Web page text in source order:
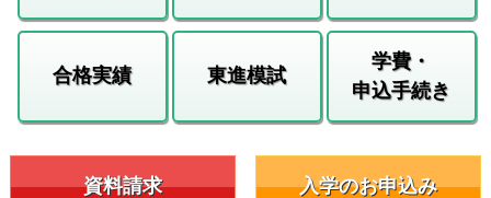
合格実績 東進模試
学費・
申込手続き
資料請求 入学のお申込み